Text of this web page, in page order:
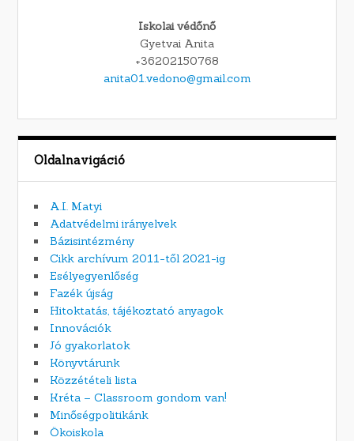
Iskolai védőnő
Gyetvai Anita
+36202150768
anita01.vedono@gmail.com
Oldalnavigáció
A.I. Matyi
Adatvédelmi irányelvek
Bázisintézmény
Cikk archívum 2011-től 2021-ig
Esélyegyenlőség
Fazék újság
Hitoktatás, tájékoztató anyagok
Innovációk
Jó gyakorlatok
Könyvtárunk
Közzétételi lista
Kréta – Classroom gondom van!
Minőségpolitikánk
Ökoiskola